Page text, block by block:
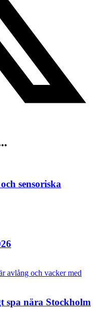
sensoriska
spa nära Stockholm